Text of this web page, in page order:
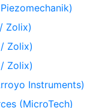
Zolix)
Zolix)
Zolix)
Instruments)
(MicroTech)